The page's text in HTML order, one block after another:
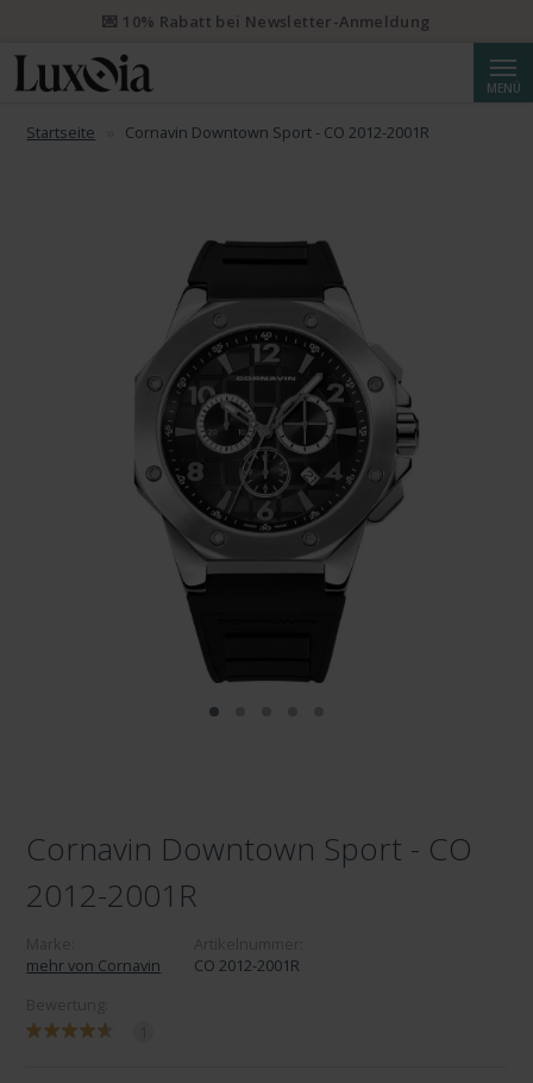
MENÜ
Startseite Cornavin Downtown Sport - CO 2012-2001R
Cornavin Downtown Sport - CO
2012-2001R
mehr von Cornavin
CO 2012-2001R
📦 Priority Versand ab CHF 50 kostenlos. Eingeschriebener Priority
Versand ab CHF 250.